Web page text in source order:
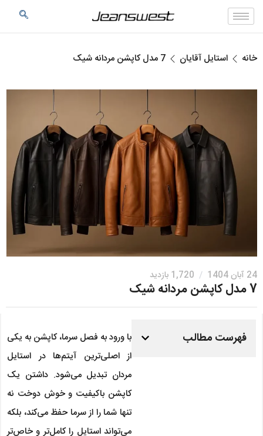
خانه استایل آقایان 7 مدل کاپشن مردانه شیک
24 آبان 1404 / 1,720 بازدید
7 مدل کاپشن مردانه شیک
فهرست مطالب
با ورود به فصل سرما، کاپشن به یکی
از اصلی‌ترین آیتم‌ها در استایل
مردان تبدیل می‌شود. داشتن یک
کاپشن باکیفیت و خوش دوخت نه
تنها شما را از سرما حفظ می‌کند، بلکه
می‌تواند استایل را کامل‌تر و خاص‌تر